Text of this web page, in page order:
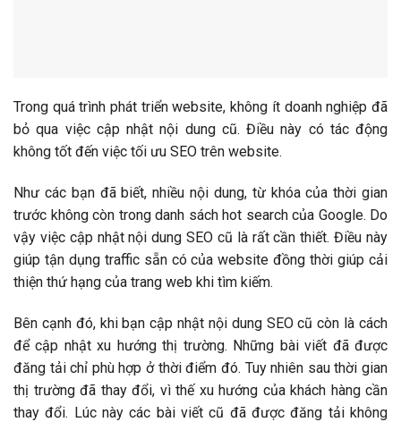
Trong quá trình phát triển website, không ít doanh nghiệp đã
bỏ qua việc cập nhật nội dung cũ. Điều này có tác động
không tốt đến việc tối ưu SEO trên website.
Như các bạn đã biết, nhiều nội dung, từ khóa của thời gian
trước không còn trong danh sách hot search của Google. Do
vậy việc cập nhật nội dung SEO cũ là rất cần thiết. Điều này
giúp tận dụng traffic sẵn có của website đồng thời giúp cải
thiện thứ hạng của trang web khi tìm kiếm.
Bên cạnh đó, khi bạn cập nhật nội dung SEO cũ còn là cách
để cập nhật xu hướng thị trường. Những bài viết đã được
đăng tải chỉ phù hợp ở thời điểm đó. Tuy nhiên sau thời gian
thị trường đã thay đổi, vì thế xu hướng của khách hàng cần
thay đổi. Lúc này các bài viết cũ đã được đăng tải không